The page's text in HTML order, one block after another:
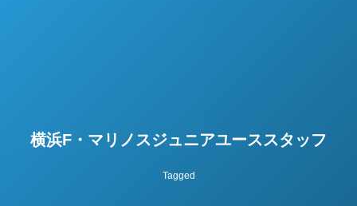
横浜F・マリノスジュニアユーススタッフ
Tagged